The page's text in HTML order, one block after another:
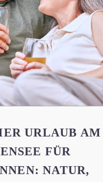
URLAUB AM
FÜR
NATUR,